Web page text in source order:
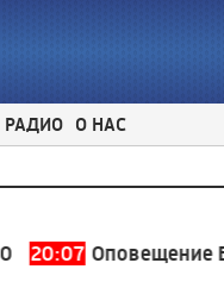
РАДИО О НАС
Оповещение БПЛА